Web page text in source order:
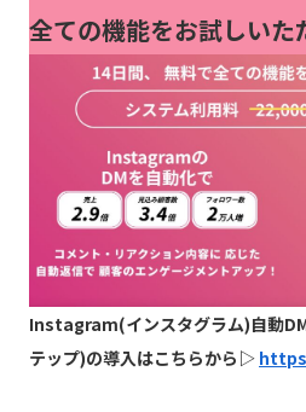
全ての機能をお試しい
Instagram(インスタグラム)自動
テップ)の導入はこちらから▷